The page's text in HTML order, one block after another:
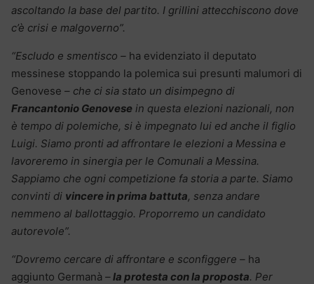
ascoltando la base del partito. I grillini attecchiscono dove
c’è crisi e malgoverno”.
“Escludo e smentisco – ha evidenziato il deputato
messinese stoppando la polemica sui presunti malumori di
Genovese – che ci sia stato un disimpegno di
Francantonio Genovese in questa elezioni nazionali, non
è tempo di polemiche, si è impegnato lui ed anche il figlio
Luigi. Siamo pronti ad affrontare le elezioni a Messina e
lavoreremo in sinergia per le Comunali a Messina.
Sappiamo che ogni competizione fa storia a parte. Siamo
convinti di vincere in prima battuta, senza andare
nemmeno al ballottaggio. Proporremo un candidato
autorevole”.
“Dovremo cercare di affrontare e sconfiggere – ha
aggiunto Germanà –la protesta con la proposta. Per